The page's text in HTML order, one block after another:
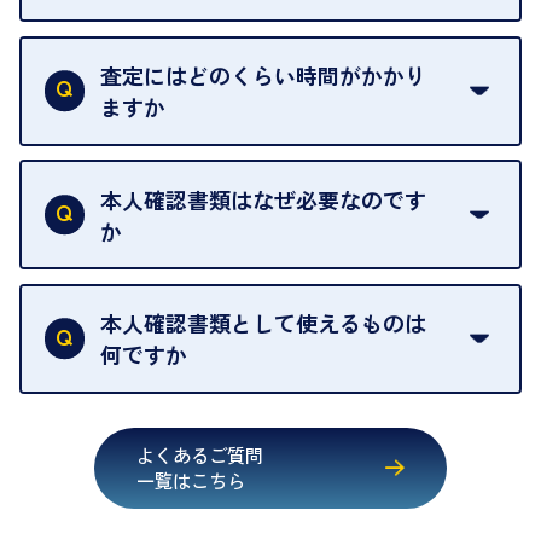
可能な限り、迅速に対応させていただきます。
グオフが可能です。
契約破棄という形で、お品物をお戻しすることがで
きます。
売却当日を含む8日間のうちに、お気軽にお申し出
出張買取のお品物は、8日間保管しております。
一切いただいておりません。査定金額にご納得いた
だけない場合は、その場でお断りいただいても問題
ございません。お気軽にご相談ください。
査定にはどのくらい時間がかかり
ますか
お品物の内容や点数によって異なりますが、店頭買
取の場合は1点あたり数分程度が目安です。大量の
お品物の場合は、お時間をいただくことがございま
本人確認書類はなぜ必要なのです
か
買取店は古物営業法により、お客様のご本人確認を
行うことが義務付けられています。安心してお取引
いただくためにも、ご協力をお願いいたします。
本人確認書類として使えるものは
何ですか
・健康保険証確認書
・マイナンバーカード
・在留カード
よくあるご質問
一覧はこちら